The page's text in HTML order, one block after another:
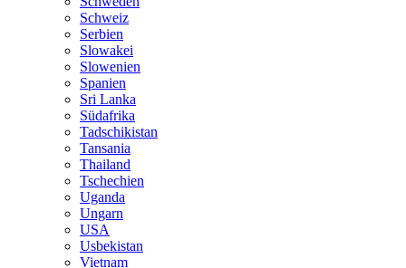
Schweiz
Serbien
Slowakei
Slowenien
Spanien
Sri Lanka
Südafrika
Tadschikistan
Tansania
Thailand
Tschechien
Uganda
Ungarn
USA
Usbekistan
Vietnam